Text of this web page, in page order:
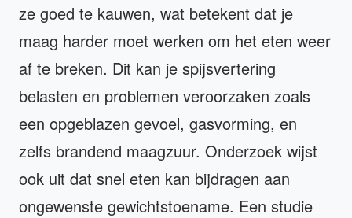
ze goed te kauwen, wat betekent dat je
maag harder moet werken om het eten weer
af te breken. Dit kan je spijsvertering
belasten en problemen veroorzaken zoals
een opgeblazen gevoel, gasvorming, en
zelfs brandend maagzuur. Onderzoek wijst
ook uit dat snel eten kan bijdragen aan
ongewenste gewichtstoename. Een studie